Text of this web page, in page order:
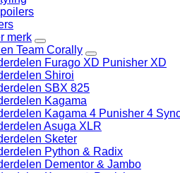
merk
Team Corally
Furago XD Punisher XD
Shiroi
SBX 825
Kagama
Kagama 4 Punisher 4
Asuga XLR
Sketer
Python & Radix
Dementor & Jambo